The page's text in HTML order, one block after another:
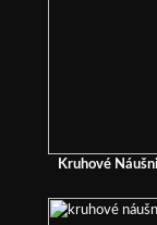
Kruhové